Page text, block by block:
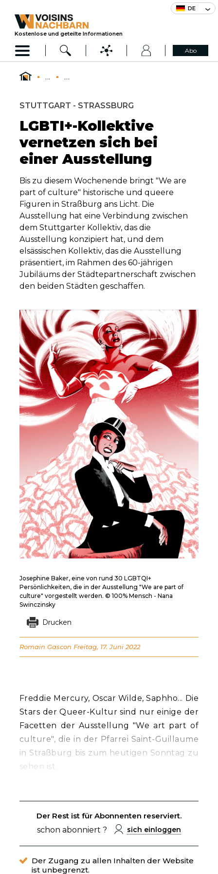
DE
Kostenlose und geteilte Informationen
Abo
... ...
STUTTGART - STRASSBURG
LGBTI+-Kollektive
vernetzen sich bei
einer Ausstellung
Bis zu diesem Wochenende bringt "We are
part of culture" historische und queere
Figuren in Straßburg ans Licht. Die
Ausstellung hat eine Verbindung zwischen
dem Stuttgarter Kollektiv, das die
Ausstellung konzipiert hat, und dem
elsässischen Kollektiv, das die Ausstellung
präsentiert, im Rahmen des 60-jährigen
Jubiläums der Städtepartnerschaft zwischen
den beiden Städten geschaffen.
Freddie Mercury, Oscar Wilde, Saphho... Die
Stars der Queer-Kultur sind nur einige der
Facetten der Ausstellung "We art part of
culture", die in der Pfarrei Saint-Guillaume
in Straßburg bis zum heutigen Sonntag zu
sehen ist.
Der Rest ist für Abonnenten reserviert.
schon abonniert ?
sich einloggen
Der Zugang zu allen Inhalten der Website
ist unbegrenzt.
Josephine Baker, eine von rund 30 LGBTQI+
Persönlichkeiten, die in der Ausstellung "We are part of
culture" vorgestellt werden. © 100% Mensch - Nana
Swinczinsky
Drucken
Romain Gascon Freitag, 17. Juni 2022